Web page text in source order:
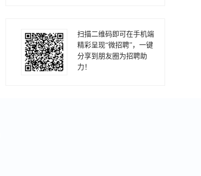
扫描二维码即可在手机端
精彩呈现“微招聘”，一键
分享到朋友圈为招聘助
力！